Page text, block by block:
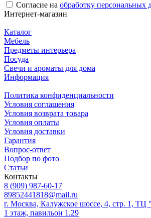
Согласие на обработку персональных
Интернет-магазин
Каталог
Мебель
Предметы интерьера
Посуда
Свечи и ароматы для дома
Информация
Политика конфиденциальности
Условия соглашения
Условия возврата товара
Условия оплаты
Условия доставки
Гарантия
Вопрос-ответ
Подбор по фото
Статьи
Контакты
8 (909) 987-60-17
89852441818@mail.ru
г. Москва, Калужское шоссе, 4, стр. 1, ТЦ
1 этаж, павильон 1.29